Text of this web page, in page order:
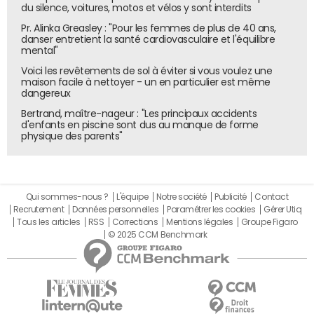
du silence, voitures, motos et vélos y sont interdits
Pr. Alinka Greasley : "Pour les femmes de plus de 40 ans,
danser entretient la santé cardiovasculaire et l'équilibre
mental"
Voici les revêtements de sol à éviter si vous voulez une
maison facile à nettoyer - un en particulier est même
dangereux
Bertrand, maître-nageur : "Les principaux accidents
d'enfants en piscine sont dus au manque de forme
physique des parents"
Qui sommes-nous ? L'équipe Notre société Publicité
Contact
Recrutement
Données personnelles Paramétrer les cookies
Gérer Utiq
Tous les articles
RSS Corrections Mentions légales
Groupe Figaro
© 2025 CCM Benchmark